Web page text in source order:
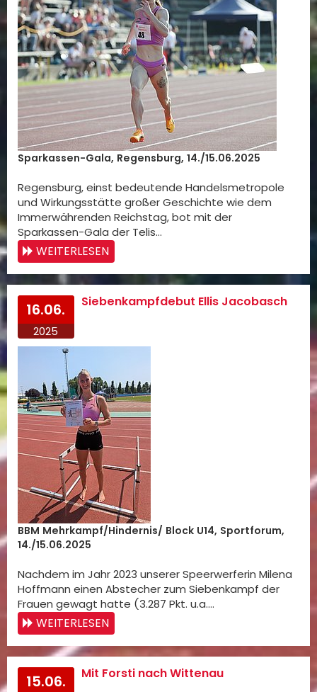
Sparkassen-Gala, Regensburg, 14./15.06.2025
Regensburg, einst bedeutende Handelsmetropole
und Wirkungsstätte großer Geschichte wie dem
Immerwährenden Reichstag, bot mit der
Sparkassen-Gala der Telis…
WEITERLESEN
16.06.
2025
Siebenkampfdebut Ellis Jacobasch
BBM Mehrkampf/Hindernis/ Block U14, Sportforum,
14./15.06.2025
Nachdem im Jahr 2023 unserer Speerwerferin Milena
Hoffmann einen Abstecher zum Siebenkampf der
Frauen gewagt hatte (3.287 Pkt. u.a.…
WEITERLESEN
15.06. Mit Forsti nach Wittenau